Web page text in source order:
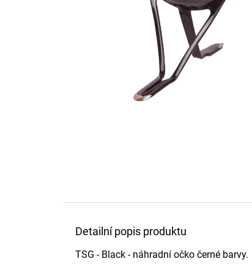
Detailní popis produktu
TSG - Black - náhradní očko černé barvy.